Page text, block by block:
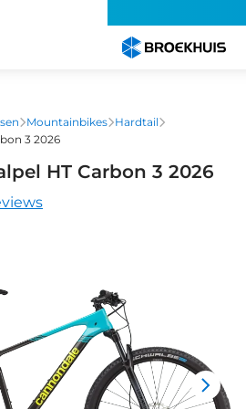
Mountainbikes Hardtail
3 2026
HT Carbon 3 2026